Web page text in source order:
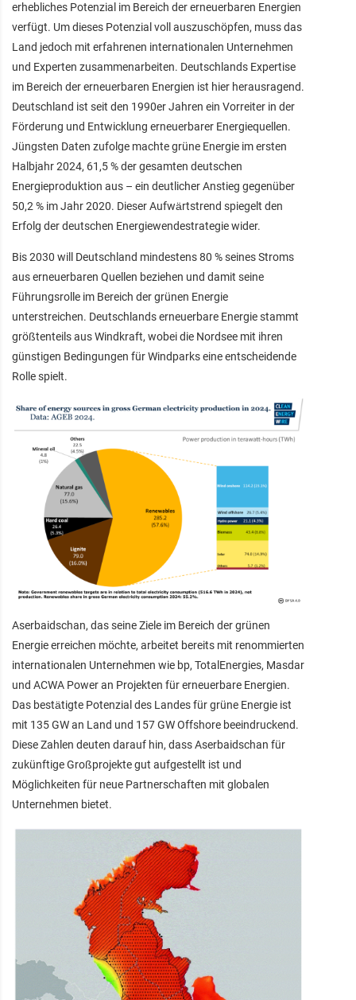
erhebliches Potenzial im Bereich der erneuerbaren Energien
verfügt. Um dieses Potenzial voll auszuschöpfen, muss das
Land jedoch mit erfahrenen internationalen Unternehmen
und Experten zusammenarbeiten. Deutschlands Expertise
im Bereich der erneuerbaren Energien ist hier herausragend.
Deutschland ist seit den 1990er Jahren ein Vorreiter in der
Förderung und Entwicklung erneuerbarer Energiequellen.
Jüngsten Daten zufolge machte grüne Energie im ersten
Halbjahr 2024, 61,5 % der gesamten deutschen
Energieproduktion aus – ein deutlicher Anstieg gegenüber
50,2 % im Jahr 2020. Dieser Aufwärtstrend spiegelt den
Erfolg der deutschen Energiewendestrategie wider.
Bis 2030 will Deutschland mindestens 80 % seines Stroms
aus erneuerbaren Quellen beziehen und damit seine
Führungsrolle im Bereich der grünen Energie
unterstreichen. Deutschlands erneuerbare Energie stammt
größtenteils aus Windkraft, wobei die Nordsee mit ihren
günstigen Bedingungen für Windparks eine entscheidende
Rolle spielt.
Aserbaidschan, das seine Ziele im Bereich der grünen
Energie erreichen möchte, arbeitet bereits mit renommierten
internationalen Unternehmen wie bp, TotalEnergies, Masdar
und ACWA Power an Projekten für erneuerbare Energien.
Das bestätigte Potenzial des Landes für grüne Energie ist
mit 135 GW an Land und 157 GW Offshore beeindruckend.
Diese Zahlen deuten darauf hin, dass Aserbaidschan für
zukünftige Großprojekte gut aufgestellt ist und
Möglichkeiten für neue Partnerschaften mit globalen
Unternehmen bietet.